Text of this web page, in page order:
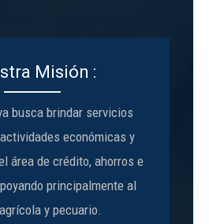
Misión :
busca brindar servicios
económicas y
área de crédito, ahorros e
principalmente al
y pecuario.